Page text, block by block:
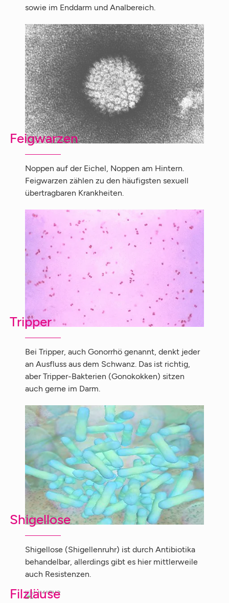
sowie im Enddarm und Analbereich.
Feigwarzen
Noppen auf der Eichel, Noppen am Hintern.
Feigwarzen zählen zu den häufigsten sexuell
übertragbaren Krankheiten.
Tripper
Bei Tripper, auch Gonorrhö genannt, denkt jeder
an Ausfluss aus dem Schwanz. Das ist richtig,
aber Tripper-Bakterien (Gonokokken) sitzen
auch gerne im Darm.
Shigellose
Shigellose (Shigellenruhr) ist durch Antibiotika
behandelbar, allerdings gibt es hier mittlerweile
auch Resistenzen.
Filzläuse